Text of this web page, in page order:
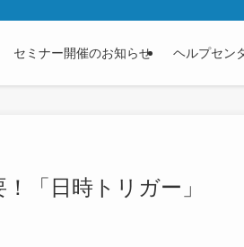
セミナー開催のお知らせ ヘルプセン
「日時トリガー」